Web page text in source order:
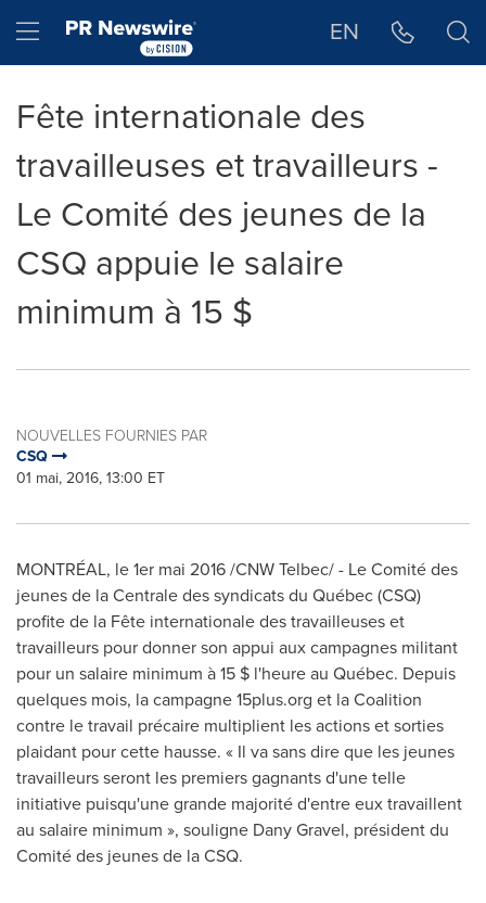
Hamburger menu EN
Fête internationale des
travailleuses et travailleurs -
Le Comité des jeunes de la
CSQ appuie le salaire
minimum à 15 $
NOUVELLES FOURNIES PAR
CSQ
01 mai, 2016, 13:00 ET
MONTRÉAL, le 1er mai 2016 /CNW Telbec/ - Le Comité des
jeunes de la Centrale des syndicats du Québec (CSQ)
profite de la Fête internationale des travailleuses et
travailleurs pour donner son appui aux campagnes militant
pour un salaire minimum à 15 $ l'heure au Québec. Depuis
quelques mois, la campagne 15plus.org et la Coalition
contre le travail précaire multiplient les actions et sorties
plaidant pour cette hausse. « Il va sans dire que les jeunes
travailleurs seront les premiers gagnants d'une telle
initiative puisqu'une grande majorité d'entre eux travaillent
au salaire minimum », souligne Dany Gravel, président du
Comité des jeunes de la CSQ.